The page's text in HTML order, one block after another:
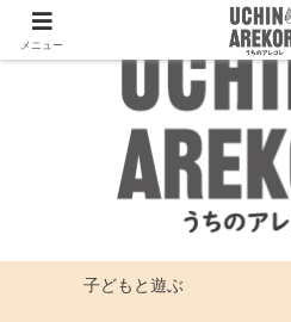
子どもと遊ぶ
メニュー